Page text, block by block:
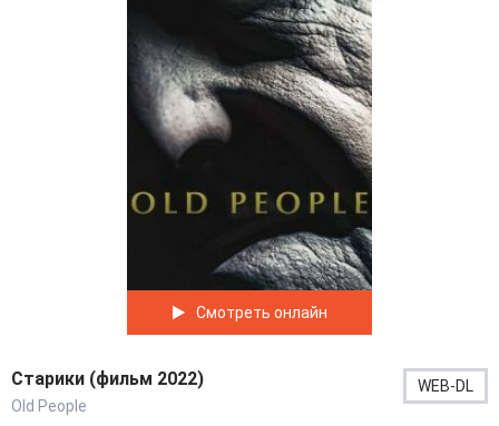
Смотреть онлайн
Старики (фильм 2022)
Old People
WEB-DL